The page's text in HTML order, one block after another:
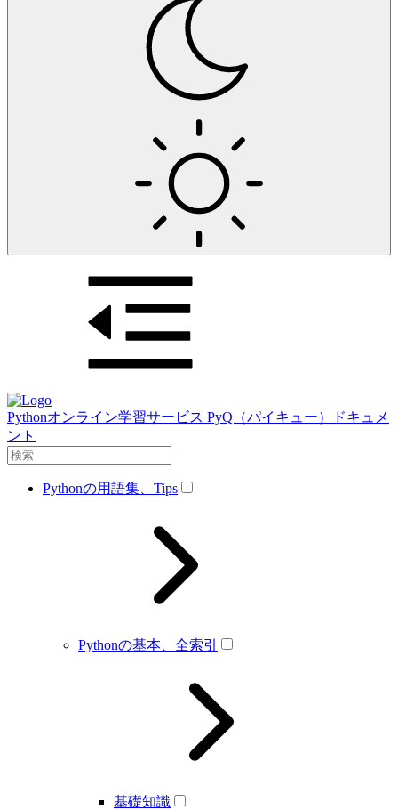
Pythonオンライン学習サービス PyQ（パイキュー）ドキュメ
ント
Pythonの用語集、Tips
Pythonの基本、全索引
基礎知識